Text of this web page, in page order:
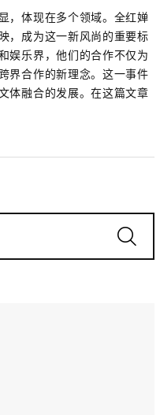
，体现在多个领域。全红婵
，成为这一新风尚的重要标
娱乐界，他们的合作不仅为
界合作的新理念。这一事件
体融合的发展。在这篇文章